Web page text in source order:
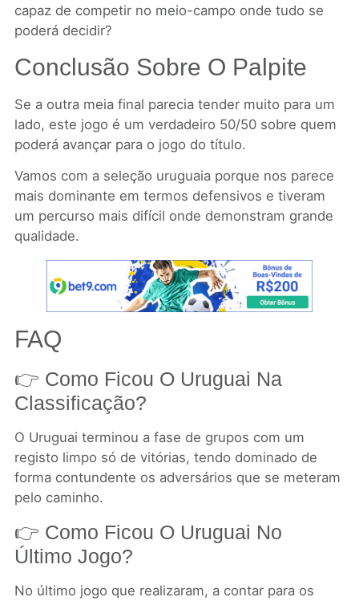
capaz de competir no meio-campo onde tudo se
poderá decidir?
Conclusão Sobre O Palpite
Se a outra meia final parecia tender muito para um
lado, este jogo é um verdadeiro 50/50 sobre quem
poderá avançar para o jogo do título.
Vamos com a seleção uruguaia porque nos parece
mais dominante em termos defensivos e tiveram
um percurso mais difícil onde demonstram grande
qualidade.
FAQ
👉 Como Ficou O Uruguai Na
Classificação?
O Uruguai terminou a fase de grupos com um
registo limpo só de vitórias, tendo dominado de
forma contundente os adversários que se meteram
pelo caminho.
👉 Como Ficou O Uruguai No
Último Jogo?
No último jogo que realizaram, a contar para os